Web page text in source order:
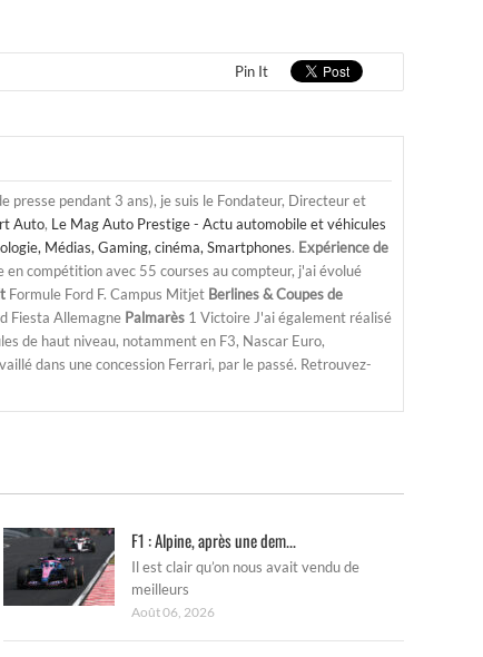
Pin It
presse pendant 3 ans), je suis le Fondateur, Directeur et
Auto, Le Mag Auto Prestige - Actu automobile et véhicules
Médias, Gaming, cinéma, Smartphones. Expérience de
en compétition avec 55 courses au compteur, j'ai évolué
Formule Ford F. Campus Mitjet Berlines & Coupes de
Fiesta Allemagne Palmarès 1 Victoire J'ai également réalisé
de haut niveau, notamment en F3, Nascar Euro,
dans une concession Ferrari, par le passé. Retrouvez-
F1 : Alpine, après une dem...
Il est clair qu’on nous avait vendu de
meilleurs
Août 06, 2026